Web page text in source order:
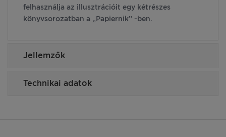
felhasználja az illusztrációit egy kétrészes
könyvsorozatban a „Papiernik” -ben.
Jellemzők
Technikai adatok